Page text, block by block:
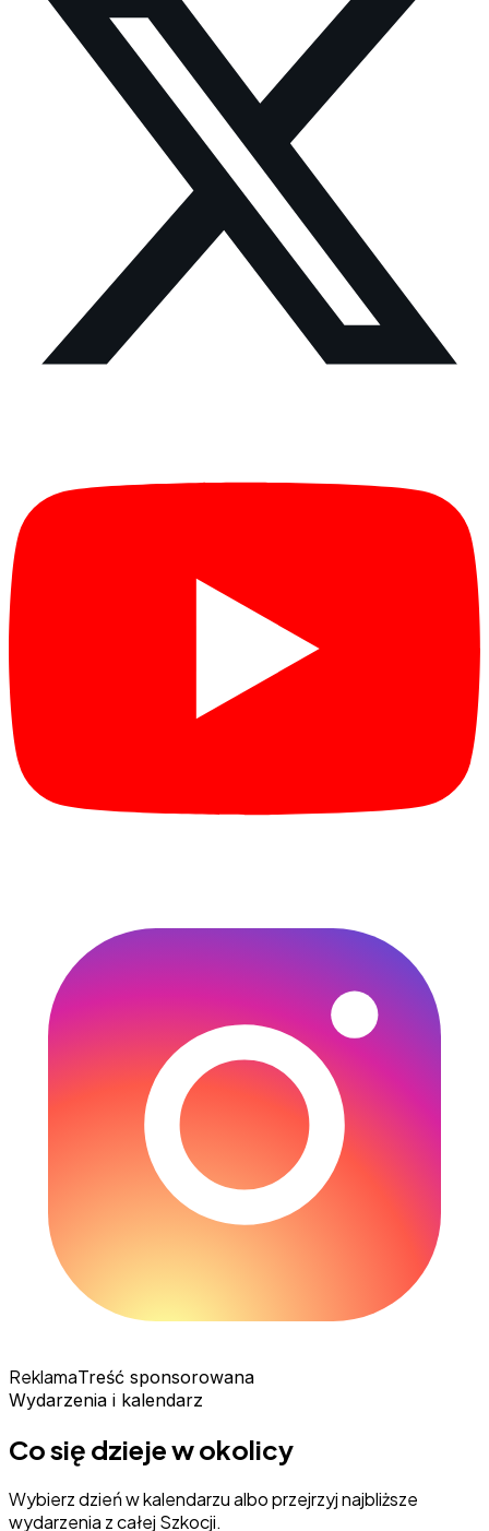
ReklamaTreść sponsorowana
Wydarzenia i kalendarz
Co się dzieje w okolicy
Wybierz dzień w kalendarzu albo przejrzyj najbliższe
wydarzenia z całej Szkocji.